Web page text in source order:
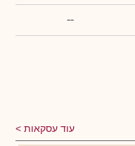
--
עוד עסקאות